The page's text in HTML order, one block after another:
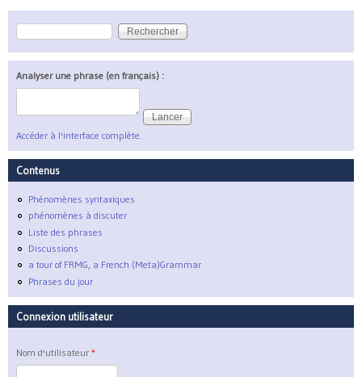
Formulaire de recherche
Rechercher
Analyser une phrase (en français) :
Accéder à l'interface complète.
Contenus
Phénomènes syntaxiques
phénomènes à discuter
Liste des phrases
Discussions
a tour of FRMG, a French (Meta)Grammar
Phrases du jour
Connexion utilisateur
Nom d'utilisateur *